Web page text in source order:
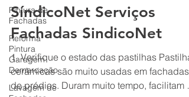
Pintura de
Fachadas
Reforma
Pintura
Garagem
Demarcação
Lavagem de
Serviços Condomínios
SíndicoNet Serviços
Fachadas SindicoNet
1. Verifique o estado das pastilhas
cerâmicas são muito usadas em fachadas